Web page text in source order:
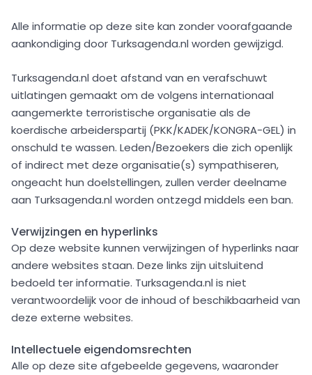
Alle informatie op deze site kan zonder voorafgaande
aankondiging door Turksagenda.nl worden gewijzigd.
Turksagenda.nl doet afstand van en verafschuwt
uitlatingen gemaakt om de volgens internationaal
aangemerkte terroristische organisatie als de
koerdische arbeiderspartij (PKK/KADEK/KONGRA-GEL) in
onschuld te wassen. Leden/Bezoekers die zich openlijk
of indirect met deze organisatie(s) sympathiseren,
ongeacht hun doelstellingen, zullen verder deelname
aan Turksagenda.nl worden ontzegd middels een ban.
Verwijzingen en hyperlinks
Op deze website kunnen verwijzingen of hyperlinks naar
andere websites staan. Deze links zijn uitsluitend
bedoeld ter informatie. Turksagenda.nl is niet
verantwoordelijk voor de inhoud of beschikbaarheid van
deze externe websites.
Intellectuele eigendomsrechten
Alle op deze site afgebeelde gegevens, waaronder